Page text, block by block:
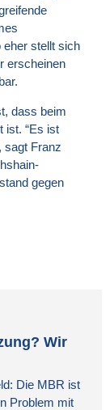
eher stellt sich
erscheinen
dass beim
ist. “Es ist
sagt Franz
gegen
Wir
Die MBR ist
Problem mit